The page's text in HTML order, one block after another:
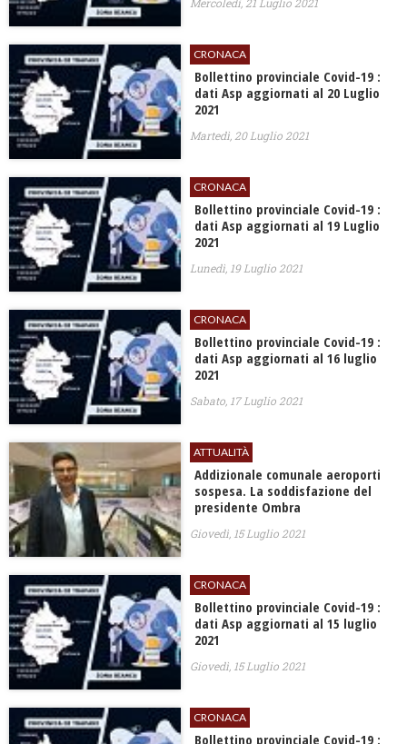
CRONACA
Bollettino provinciale Covid-19 :
dati Asp aggiornati al 20 Luglio
2021
Martedì, 20 Luglio 2021
CRONACA
Bollettino provinciale Covid-19 :
dati Asp aggiornati al 19 Luglio
2021
Lunedì, 19 Luglio 2021
CRONACA
Bollettino provinciale Covid-19 :
dati Asp aggiornati al 16 luglio
2021
Sabato, 17 Luglio 2021
ATTUALITÀ
Addizionale comunale aeroporti
sospesa. La soddisfazione del
presidente Ombra
Giovedì, 15 Luglio 2021
CRONACA
Bollettino provinciale Covid-19 :
dati Asp aggiornati al 15 luglio
2021
Giovedì, 15 Luglio 2021
CRONACA
Bollettino provinciale Covid-19 :